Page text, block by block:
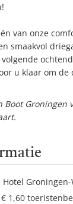
van onze
smaakvol
u klaar om de
Boot Groningen
1,60